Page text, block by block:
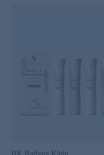
BK Barbara Klein